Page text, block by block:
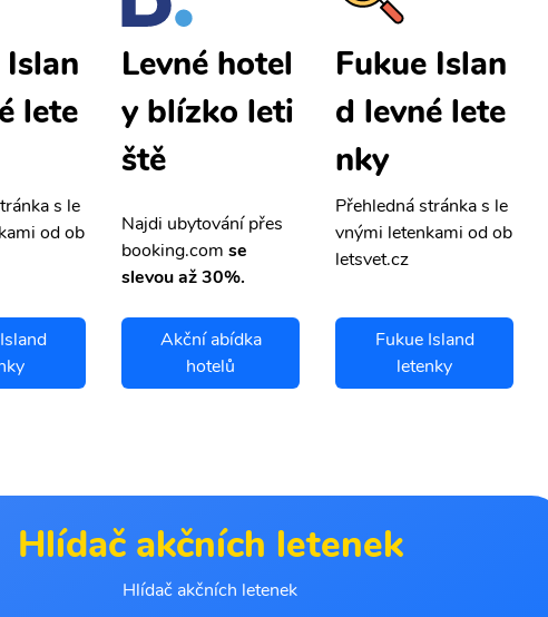
lete
s le
od ob
Levné hotel
y blízko leti
ště
Najdi ubytování přes
booking.com se
slevou až 30%.
Akční abídka
hotelů
Fukue Islan
d levné lete
nky
Přehledná stránka s le
vnými letenkami od ob
letsvet.cz
Fukue Island
letenky
Hlídač akčních letenek
Hlídač akčních letenek